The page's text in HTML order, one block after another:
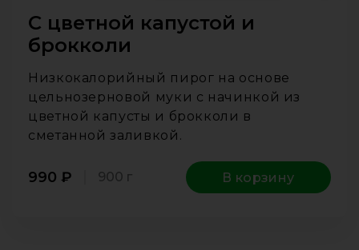
С цветной капустой и
брокколи
Низкокалорийный пирог на основе
цельнозерновой муки с начинкой из
цветной капусты и брокколи в
сметанной заливкой.
990 ₽ 900 г В корзину